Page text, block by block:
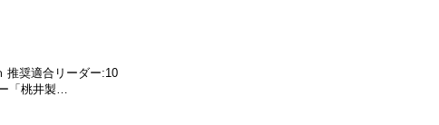
奨適合リーダー:10
「桃井製…